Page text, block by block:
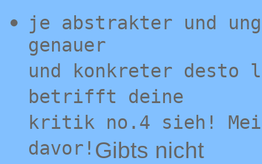
je abstrakter und
genauer
und konkreter desto
betrifft deine
kritik no.4 sieh!
davor! Gibts nicht